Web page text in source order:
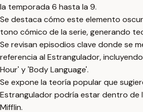
la temporada 6 hasta la 9.
Se destaca cómo este elemento
tono cómico de la serie, generando
Se revisan episodios clave donde se
referencia al Estrangulador,
Hour' y 'Body Language'.
Se expone la teoría popular que
Estrangulador podría estar dentro de
Mifflin.